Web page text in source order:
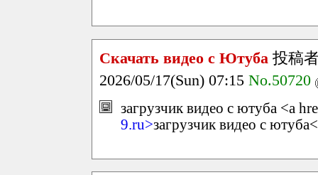
Скачать видео с Ютуба 投稿
2026/05/17(Sun) 07:15 No.50720
загрузчик видео с ютуба <a
9.ru>загрузчик видео с